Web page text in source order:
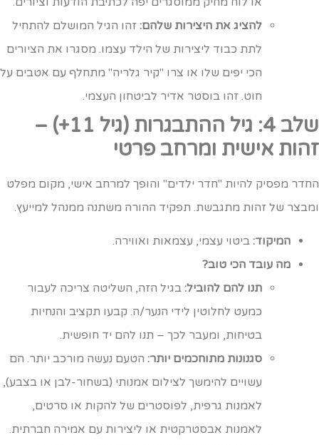
להציג את היצירות שלהם:זהו הגיל המושלם להתחיל
לתת כבוד ליצירות של הילד עצמו. מסגרו את הציורים
הכי יפים שלו או צרו "קיר גלריה" מתחלף עם אטבים על
חוט. זהו בוסטר אדיר לביטחון העצמי.
שלב 4: גיל ההתבגרות (גיל 11+) –
אישית ומרחב פרטי
מפסיק להיות "חדר ילדים" והופך למרחב אישי, מקום מפלט
של זהות מתגבשת. תפקיד ההורה משתנה ממנהל למייעץ.
המיקוד:ביטוי עצמי, עצמאות ואווירה.
מה עובד הכי טוב?
תנו להם להוביל:בגיל הזה, השליטה צריכה לעבור
כמעט לחלוטין לידי הנער/ה. קבעו תקציב והנחיות
בטיחות, ומעבר לכך – תנו להם יד חופשית.
סגנונות מתוחכמים יותר:הטעם נעשה מורכב יותר. הם
עשויים להימשך לצילום אמנותי (בשחור-לבן או בצבע),
לאמנות גרפית, לפוסטרים של להקות או סרטים,
לאמנות אבסטרקטית או ליצירות עם אמירה חברתית.